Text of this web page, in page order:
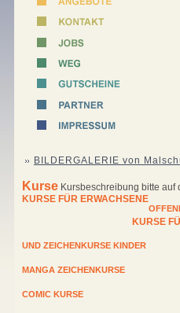
BILDERGALERIE von
Kurse Kursbeschreibung bitte auf
KURSE FÜR ERWACHSENE
KURSE
UND ZEICHENKURSE KINDER
MANGA ZEICHENKURSE
COMIC KURSE